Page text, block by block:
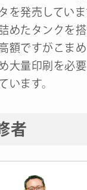
を発売してい
めたタンクを
額ですがこま
大量印刷を必
います。
者